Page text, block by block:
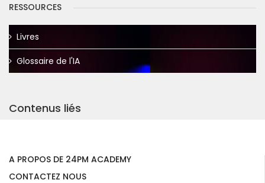
RESSOURCES
Livres
Glossaire de l'IA
Contenus liés
A PROPOS DE 24PM ACADEMY
CONTACTEZ NOUS